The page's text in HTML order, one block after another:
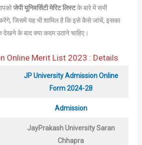
जेपी यूनिवर्सिटी मेरिट लिस्टके बारे में सभी
जिसमें यह भी शामिल है कि इसे कैसे जांचें, इसका
के बाद क्या कदम उठाने चाहिए।
Online Merit List 2023 : Details
JP University Admission Online
Form 2024-28
Admission
JayPrakash University Saran
Chhapra